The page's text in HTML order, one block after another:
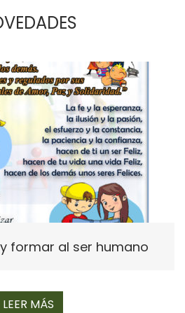
formar al ser humano
LEER MÁS